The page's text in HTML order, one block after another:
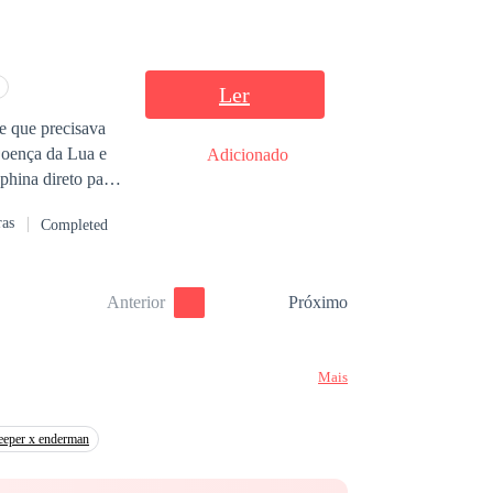
que precisava
Completed
Ler
Adicionado
Anterior Próximo
Mais
x enderman